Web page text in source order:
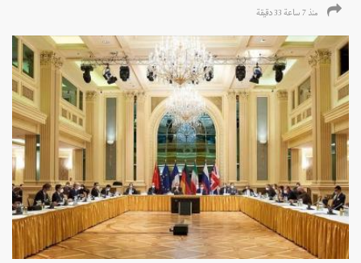
منذ 7 ساعة 33 دقیقة